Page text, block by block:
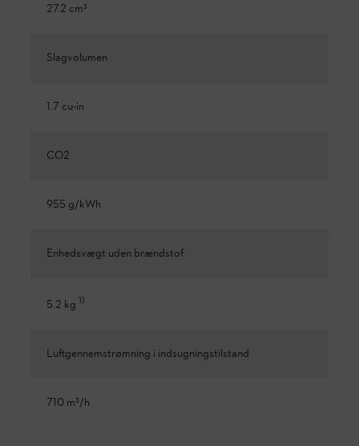
27.2 cm³
Slagvolumen
1.7 cu-in
CO2
955 g/kWh
Enhedsvægt uden brændstof
5.2 kg 1)
Luftgennemstrømning i indsugningstilstand
710 m³/h